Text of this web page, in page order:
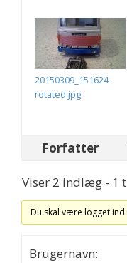
20150309_151624-
rotated.jpg
Forfatter
Viser 2 indlæg - 1
Du skal være logget
Brugernavn: